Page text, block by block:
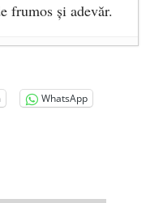
frumos şi adevăr.
dintre Dan
8 februarie 2016
pentru imigranţi
WhatsApp